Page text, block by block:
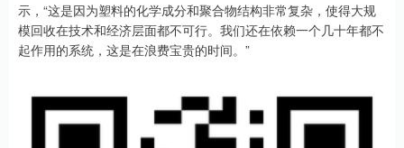
示，“这是因为塑料的化学成分和聚合物结构非常复杂，使得大规
模回收在技术和经济层面都不可行。我们还在依赖一个几十年都不
起作用的系统，这是在浪费宝贵的时间。”